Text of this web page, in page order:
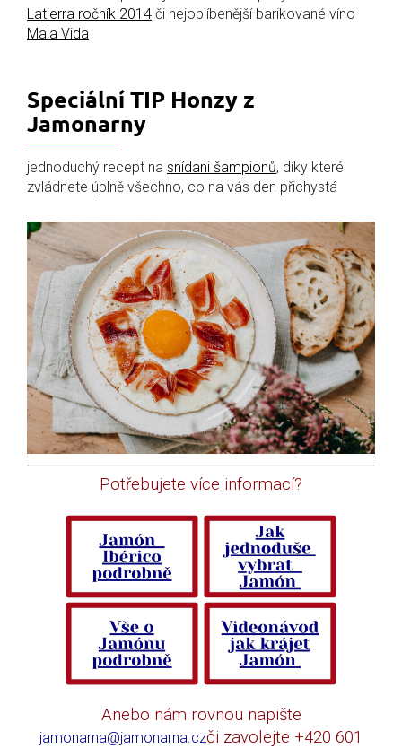
Latierra ročník 2014 či nejoblíbenější barikované víno
Mala Vida
Speciální TIP Honzy z
Jamonarny
jednoduchý recept na snídani šampionů, díky které
zvládnete úplně všechno, co na vás den přichystá
Potřebujete více informací?
Anebo nám rovnou napište
jamonarna@jamonarna.czči zavolejte +420 601